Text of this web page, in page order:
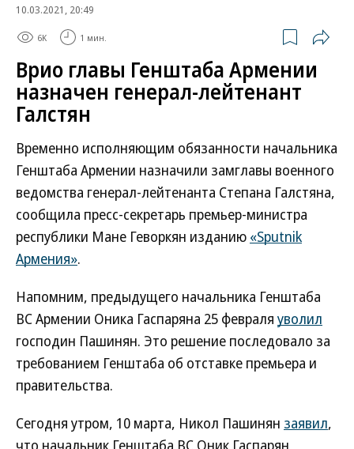
10.03.2021, 20:49
6K 1 мин.
Врио главы Генштаба Армении
назначен генерал-лейтенант
Галстян
Временно исполняющим обязанности начальника
Генштаба Армении назначили замглавы военного
ведомства генерал-лейтенанта Степана Галстяна,
сообщила пресс-секретарь премьер-министра
республики Мане Геворкян изданию «Sputnik
Армения».
Напомним, предыдущего начальника Генштаба
ВС Армении Оника Гаспаряна 25 февраля уволил
господин Пашинян. Это решение последовало за
требованием Генштаба об отставке премьера и
правительства.
Сегодня утром, 10 марта, Никол Пашинян заявил,
что начальник Генштаба ВС Оник Гаспарян